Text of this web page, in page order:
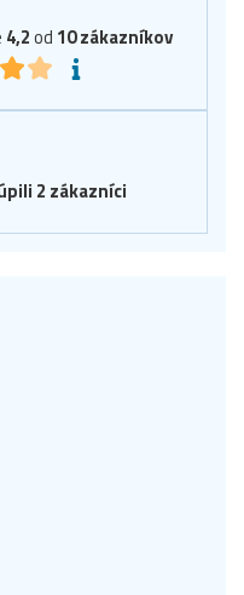
4,2od 10zákazníkov
2 zákazníci